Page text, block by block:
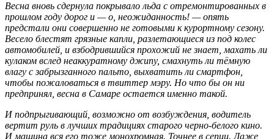
Весна вновь сдернула покрывало льда с отремонтированных в
прошлом году дорог и — о, неожиданность! — опять
предстали они совершенно не готовыми к курортному сезону.
Весело блестят грязные капли, разлетающиеся из под колес
автомобилей, и взбодрившийся прохожий не знает, махать ли
кулаком вслед неаккуратному джипу, смахнуть ли тёмную
влагу с забрызганного пальто, выхватить ли смартфон,
чтобы пожаловаться в твиттер мэру. Но что бы он ни
предпринял, весна в Самаре остается именно такой.
И подпрыгивающий, возможно от возбуждения, водитель
вертит руль в лучших традициях старого черно-белого кино.
И машина вся его тоже монохромная. Точнее в сепии. Даже